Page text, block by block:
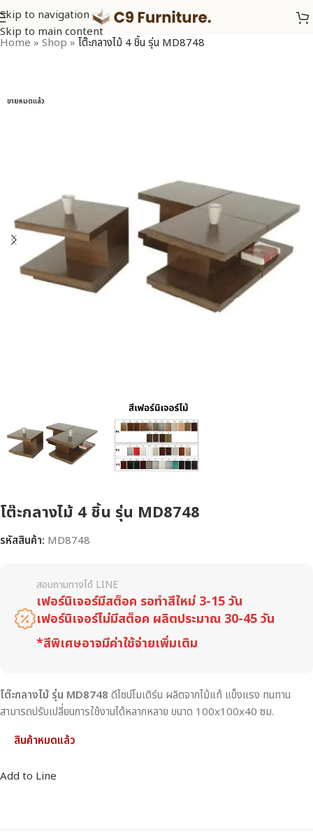
Skip to navigation
Skip to main content
Home » Shop » โต๊ะกลางไม้ 4 ชิ้น รุ่น MD8748
ขายหมดแล้ว
โต๊ะกลางไม้ 4 ชิ้น รุ่น MD8748
รหัสสินค้า: MD8748
สอบถามทางได้ LINE
เฟอร์นิเจอร์มีสต็อค รอทำสีใหม่ 3-15 วัน
เฟอร์นิเจอร์ไม่มีสต็อค ผลิตประมาณ 30-45 วัน
*สีพิเศษอาจมีค่าใช้จ่ายเพิ่มเติม
โต๊ะกลางไม้ รุ่น MD8748 ดีไซน์โมเดิร์น ผลิตจากไม้แท้ แข็งแรง ทนทาน
สามารถปรับเปลี่ยนการใช้งานได้หลากหลาย ขนาด 100x100x40 ซม.
สินค้าหมดแล้ว
Add to Line